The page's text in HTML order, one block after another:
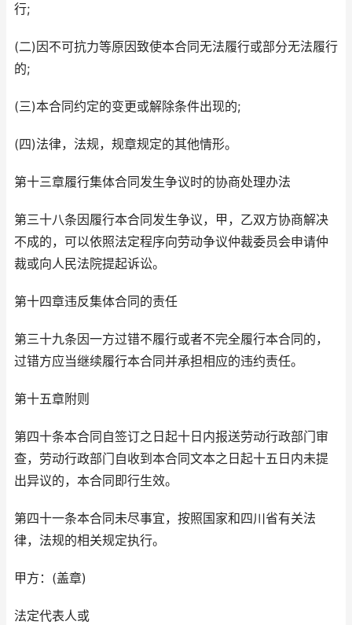
行;
(二)因不可抗力等原因致使本合同无法履行或部分无法履行
的;
(三)本合同约定的变更或解除条件出现的;
(四)法律，法规，规章规定的其他情形。
第十三章履行集体合同发生争议时的协商处理办法
第三十八条因履行本合同发生争议，甲，乙双方协商解决
不成的，可以依照法定程序向劳动争议仲裁委员会申请仲
裁或向人民法院提起诉讼。
第十四章违反集体合同的责任
第三十九条因一方过错不履行或者不完全履行本合同的，
过错方应当继续履行本合同并承担相应的违约责任。
第十五章附则
第四十条本合同自签订之日起十日内报送劳动行政部门审
查，劳动行政部门自收到本合同文本之日起十五日内未提
出异议的，本合同即行生效。
第四十一条本合同未尽事宜，按照国家和四川省有关法
律，法规的相关规定执行。
甲方：(盖章)
法定代表人或